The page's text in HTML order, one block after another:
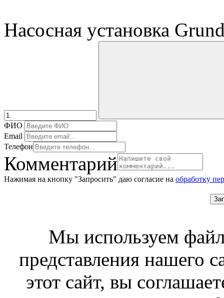
Насосная установка
ФИО
Email
Телефон
Комментарий
Нажимая на кнопку "Запросить" даю согласие на обработку
Мы используем
представления нашего
этот сайт, вы